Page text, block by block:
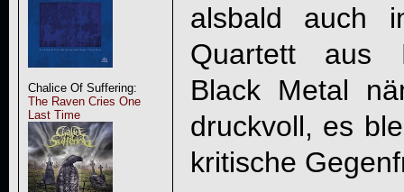
Chalice Of Suffering:
The Raven Cries One
Last Time
alsbald auch
Quartett aus
Black Metal
druckvoll, es
kritische